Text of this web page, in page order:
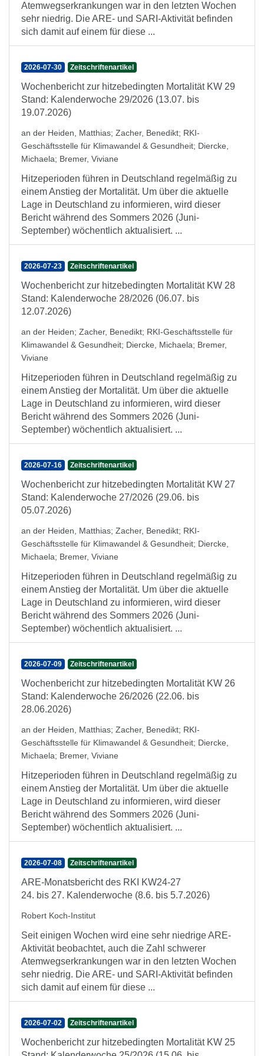
Atemwegserkrankungen war in den letzten Wochen
sehr niedrig. Die ARE- und SARI-Aktivität befinden
sich damit auf einem für diese ...
2026-07-30 Zeitschriftenartikel
Wochenbericht zur hitzebedingten Mortalität KW 29
Stand: Kalenderwoche 29/2026 (13.07. bis
19.07.2026)
an der Heiden, Matthias; Zacher, Benedikt; RKI-
Geschäftsstelle für Klimawandel & Gesundheit; Diercke,
Michaela; Bremer, Viviane
Hitzeperioden führen in Deutschland regelmäßig zu
einem Anstieg der Mortalität. Um über die aktuelle
Lage in Deutschland zu informieren, wird dieser
Bericht während des Sommers 2026 (Juni-
September) wöchentlich aktualisiert. ...
2026-07-23 Zeitschriftenartikel
Wochenbericht zur hitzebedingten Mortalität KW 28
Stand: Kalenderwoche 28/2026 (06.07. bis
12.07.2026)
an der Heiden; Zacher, Benedikt; RKI-Geschäftsstelle für
Klimawandel & Gesundheit; Diercke, Michaela; Bremer,
Viviane
Hitzeperioden führen in Deutschland regelmäßig zu
einem Anstieg der Mortalität. Um über die aktuelle
Lage in Deutschland zu informieren, wird dieser
Bericht während des Sommers 2026 (Juni-
September) wöchentlich aktualisiert. ...
2026-07-16 Zeitschriftenartikel
Wochenbericht zur hitzebedingten Mortalität KW 27
Stand: Kalenderwoche 27/2026 (29.06. bis
05.07.2026)
an der Heiden, Matthias; Zacher, Benedikt; RKI-
Geschäftsstelle für Klimawandel & Gesundheit; Diercke,
Michaela; Bremer, Viviane
Hitzeperioden führen in Deutschland regelmäßig zu
einem Anstieg der Mortalität. Um über die aktuelle
Lage in Deutschland zu informieren, wird dieser
Bericht während des Sommers 2026 (Juni-
September) wöchentlich aktualisiert. ...
2026-07-09 Zeitschriftenartikel
Wochenbericht zur hitzebedingten Mortalität KW 26
Stand: Kalenderwoche 26/2026 (22.06. bis
28.06.2026)
an der Heiden, Matthias; Zacher, Benedikt; RKI-
Geschäftsstelle für Klimawandel & Gesundheit; Diercke,
Michaela; Bremer, Viviane
Hitzeperioden führen in Deutschland regelmäßig zu
einem Anstieg der Mortalität. Um über die aktuelle
Lage in Deutschland zu informieren, wird dieser
Bericht während des Sommers 2026 (Juni-
September) wöchentlich aktualisiert. ...
2026-07-08 Zeitschriftenartikel
ARE-Monatsbericht des RKI KW24-27
24. bis 27. Kalenderwoche (8.6. bis 5.7.2026)
Robert Koch-Institut
Seit einigen Wochen wird eine sehr niedrige ARE-
Aktivität beobachtet, auch die Zahl schwerer
Atemwegserkrankungen war in den letzten Wochen
sehr niedrig. Die ARE- und SARI-Aktivität befinden
sich damit auf einem für diese ...
2026-07-02 Zeitschriftenartikel
Wochenbericht zur hitzebedingten Mortalität KW 25